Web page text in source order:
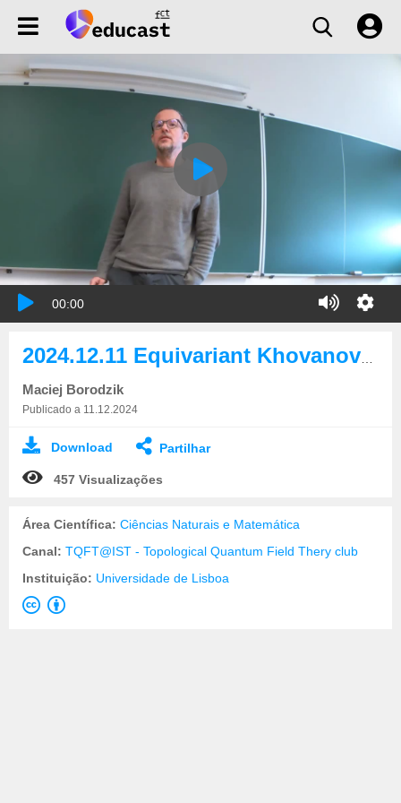
00:00
Maciej Borodzik
Publicado a 11.12.2024
Download Partilhar
457 Visualizações
Área Científica: Ciências Naturais e Matemática
Canal: TQFT@IST - Topological Quantum Field Thery club
Instituição: Universidade de Lisboa